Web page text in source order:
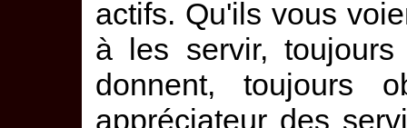
actifs. Qu'ils vous
à les servir,
donnent, toujours
appréciateur des